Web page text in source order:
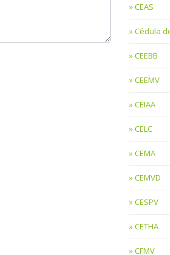
CEAS
Cédula
CEEBB
CEEMV
CEIAA
CELC
CEMA
CEMVD
CESPV
CETHA
CFMV